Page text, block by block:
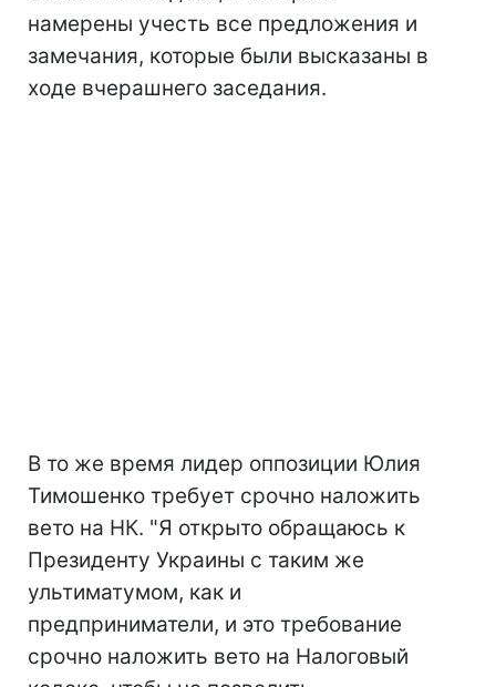
намерены учесть все предложения и
замечания, которые были высказаны в
ходе вчерашнего заседания.
В то же время лидер оппозиции Юлия
Тимошенко требует срочно наложить
вето на НК. "Я открыто обращаюсь к
Президенту Украины с таким же
ультиматумом, как и
предприниматели, и это требование
срочно наложить вето на Налоговый